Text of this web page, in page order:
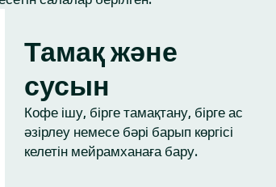
Тамақ және
сусын
Кофе ішу, бірге тамақтану, бірге ас
әзірлеу немесе бәрі барып көргісі
келетін мейрамханаға бару.